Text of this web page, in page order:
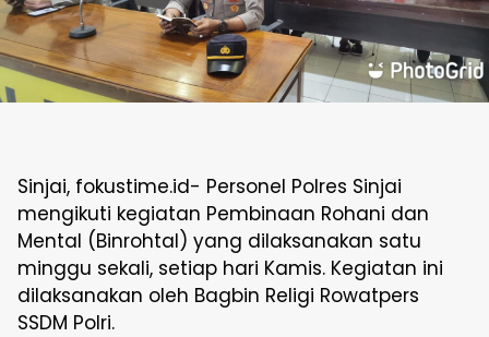
Sinjai, fokustime.id- Personel Polres Sinjai
mengikuti kegiatan Pembinaan Rohani dan
Mental (Binrohtal) yang dilaksanakan satu
minggu sekali, setiap hari Kamis. Kegiatan ini
dilaksanakan oleh Bagbin Religi Rowatpers
SSDM Polri.